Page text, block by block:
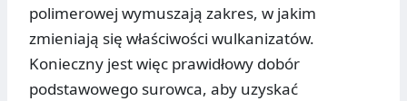
polimerowej wymuszają zakres, w jakim
zmieniają się właściwości wulkanizatów.
Konieczny jest więc prawidłowy dobór
podstawowego surowca, aby uzyskać